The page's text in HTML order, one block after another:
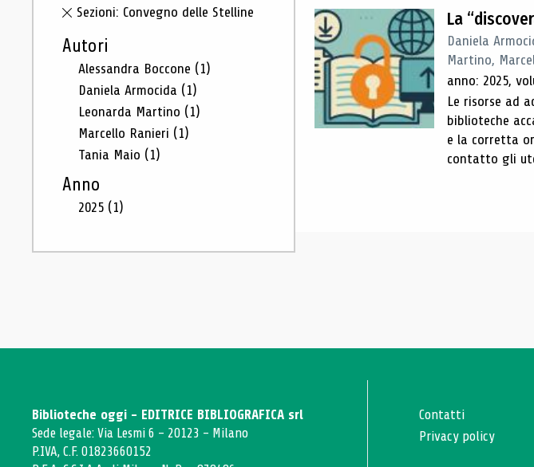
Sezioni: Convegno delle Stelline
Autori
Alessandra Boccone (1)
Daniela Armocida (1)
Leonarda Martino (1)
Marcello Ranieri (1)
Tania Maio (1)
Anno
2025 (1)
La
Daniela
Martino,
anno: 2025,
Le risorse ad
biblioteche
e la corretta
contatto gli
Biblioteche oggi - EDITRICE BIBLIOGRAFICA srl
Sede legale: Via Lesmi 6 - 20123 - Milano
P.IVA, C.F. 01823660152
Contatti
Privacy policy